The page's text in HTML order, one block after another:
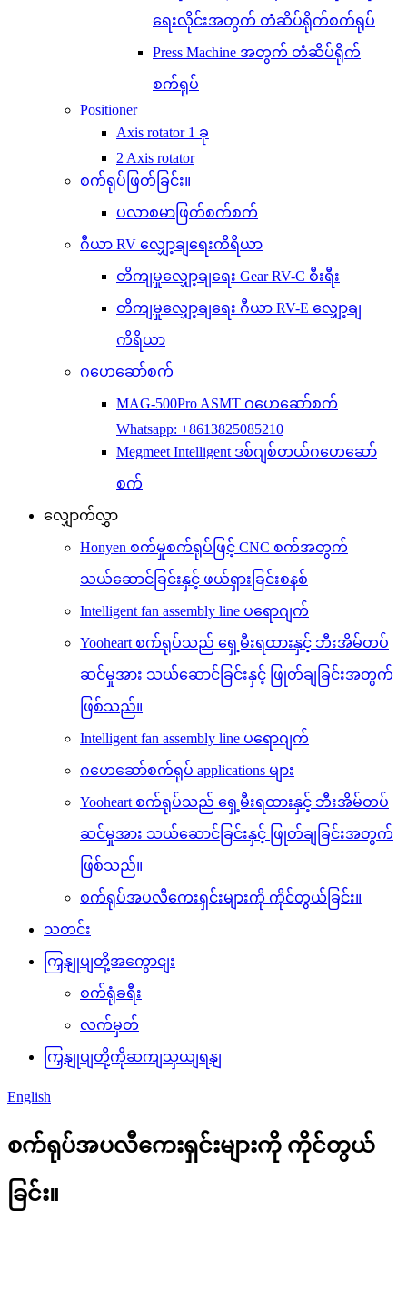
ရေးလိုင်းအတွက် တံဆိပ်ရိုက်စက်ရုပ်
Press Machine အတွက် တံဆိပ်ရိုက်
စက်ရုပ်
Positioner
Axis rotator 1 ခု
2 Axis rotator
စက်ရုပ်ဖြတ်ခြင်း။
ပလာစမာဖြတ်စက်စက်
ဂီယာ RV လျှော့ချရေးကိရိယာ
တိကျမှုလျှော့ချရေး Gear RV-C စီးရီး
တိကျမှုလျှော့ချရေး ဂီယာ RV-E လျှော့ချ
ကိရိယာ
ဂဟေဆော်စက်
MAG-500Pro ASMT ဂဟေဆော်စက်
Whatsapp: +8613825085210
Megmeet Intelligent ဒစ်ဂျစ်တယ်ဂဟေဆော်
စက်
လျှောက်လွှာ
Honyen စက်မှုစက်ရုပ်ဖြင့် CNC စက်အတွက်
သယ်ဆောင်ခြင်းနှင့် ဖယ်ရှားခြင်းစနစ်
Intelligent fan assembly line ပရောဂျက်
Yooheart စက်ရုပ်သည် ရှေ့မီးရထားနှင့် ဘီးအိမ်တပ်
ဆင်မှုအား သယ်ဆောင်ခြင်းနှင့် ဖြုတ်ချခြင်းအတွက်
ဖြစ်သည်။
Intelligent fan assembly line ပရောဂျက်
ဂဟေဆော်စက်ရုပ် applications များ
Yooheart စက်ရုပ်သည် ရှေ့မီးရထားနှင့် ဘီးအိမ်တပ်
ဆင်မှုအား သယ်ဆောင်ခြင်းနှင့် ဖြုတ်ချခြင်းအတွက်
ဖြစ်သည်။
စက်ရုပ်အပလီကေးရှင်းများကို ကိုင်တွယ်ခြင်း။
သတင်း
ကြှနျုပျတို့အကွောငျး
စက်ရုံခရီး
လက်မှတ်
ကြှနျုပျတို့ကိုဆကျသှယျရနျ
English
စက်ရုပ်အပလီကေးရှင်းများကို ကိုင်တွယ်
ခြင်း။